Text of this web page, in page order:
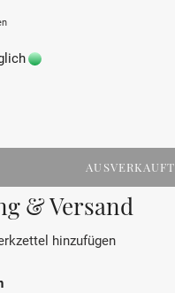
AUSVERKAUFT
& Versand
hinzufügen